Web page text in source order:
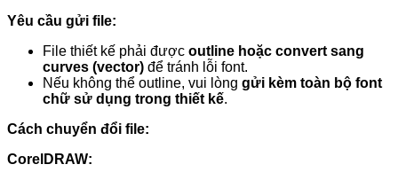
Yêu cầu gửi file:
File thiết kế phải được outline hoặc convert sang
curves (vector) để tránh lỗi font.
Nếu không thể outline, vui lòng gửi kèm toàn bộ font
chữ sử dụng trong thiết kế.
Cách chuyển đổi file:
CorelDRAW: